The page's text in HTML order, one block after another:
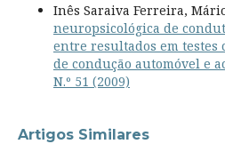
Inês Saraiva Ferreira,
neuropsicológica de
entre resultados em testes
de condução automóvel e
N.º 51 (2009)
Artigos Similares